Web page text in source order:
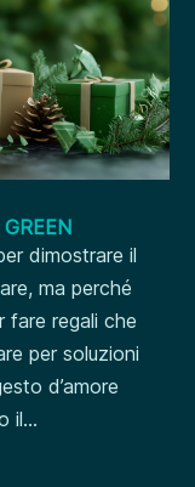
dimostrare il
ma perché
fare regali che
per soluzioni
d’amore
il...